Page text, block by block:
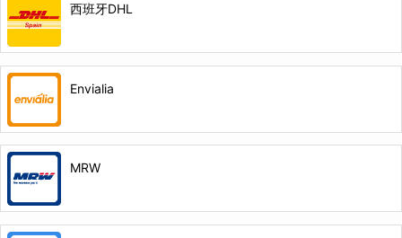
西班牙DHL
Envialia
MRW